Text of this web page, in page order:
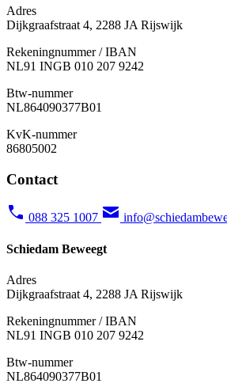
Adres
Dijkgraafstraat 4, 2288 JA Rijswijk
Rekeningnummer / IBAN
NL91 INGB 010 207 9242
Btw-nummer
NL864090377B01
KvK-nummer
86805002
Contact
088 325 1007
Schiedam Beweegt
Adres
Dijkgraafstraat 4, 2288 JA Rijswijk
Rekeningnummer / IBAN
NL91 INGB 010 207 9242
Btw-nummer
NL864090377B01